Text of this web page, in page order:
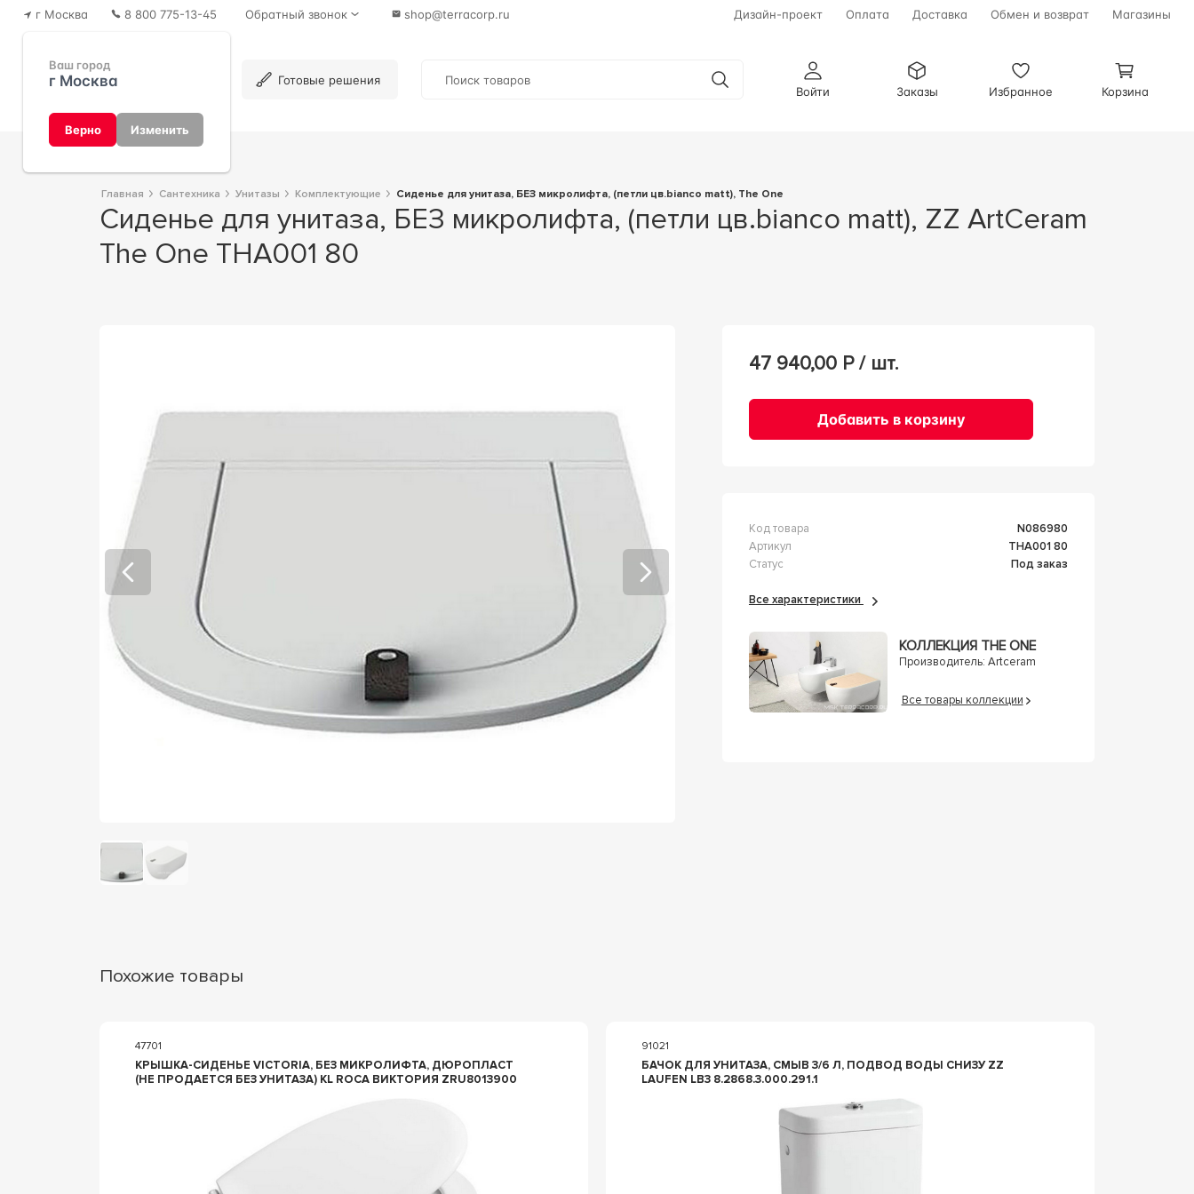
г Москва
Ваш город
г Москва
Верно Изменить
8 800 775-13-45 Обратный звонок shop@terracorp.ru Дизайн-проект Оплата Доставка Обмен и возврат Магазины
Готовые решения
Войти
Заказы Избранное Корзина
Главная Сантехника Унитазы Комплектующие Сиденье для унитаза, БЕЗ микролифта, (петли цв.bianco matt), The One
Сиденье для унитаза, БЕЗ микролифта, (петли цв.bianco matt), ZZ ArtСeram
The One THA001 80
47 940,00 Р / шт.
Добавить в корзину
Код товара
n086980
Артикул
THA001 80
Статус
Под заказ
Все характеристики
КОЛЛЕКЦИЯ THE ONE
Производитель: Artceram
Все товары коллекции
Похожие товары
47701
КРЫШКА-СИДЕНЬЕ VICTORIA, БЕЗ МИКРОЛИФТА, ДЮРОПЛАСТ
(НЕ ПРОДАЕТСЯ БЕЗ УНИТАЗА) KL ROCA ВИКТОРИЯ ZRU8013900
91021
БАЧОК ДЛЯ УНИТАЗА, СМЫВ 3/6 Л, ПОДВОД ВОДЫ СНИЗУ ZZ
LAUFEN LB3 8.2868.3.000.291.1